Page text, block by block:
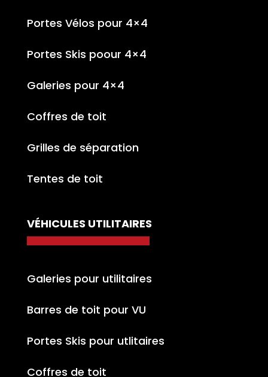
Portes Vélos pour 4×4
Portes Skis poour 4×4
Galeries pour 4×4
Coffres de toit
Grilles de séparation
Tentes de toit
VÉHICULES UTILITAIRES
Galeries pour utilitaires
Barres de toit pour VU
Portes Skis pour utlitaires
Coffres de toit